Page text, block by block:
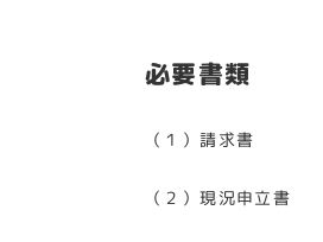
必要書類
（１）請求書
（２）現況申立書